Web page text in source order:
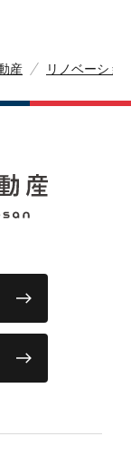
産 リノベーショ